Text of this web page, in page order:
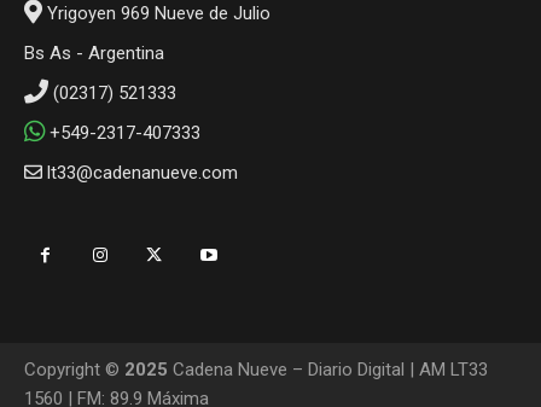
Yrigoyen 969 Nueve de Julio
Bs As - Argentina
(02317) 521333
+549-2317-407333
lt33@cadenanueve.com
Copyright © 2025 Cadena Nueve – Diario Digital | AM LT33
1560 | FM: 89.9 Máxima